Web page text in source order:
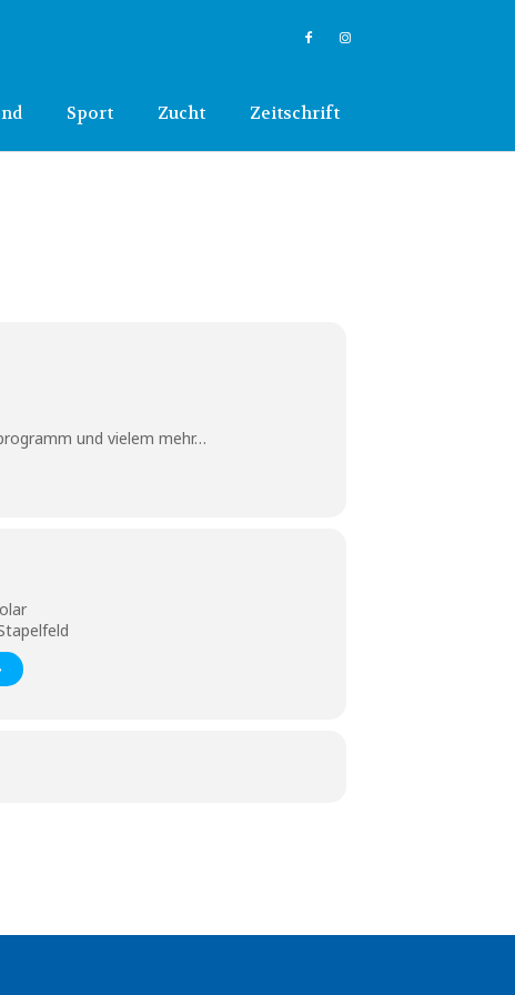
Sport Zucht Zeitschrift
und vielem mehr…